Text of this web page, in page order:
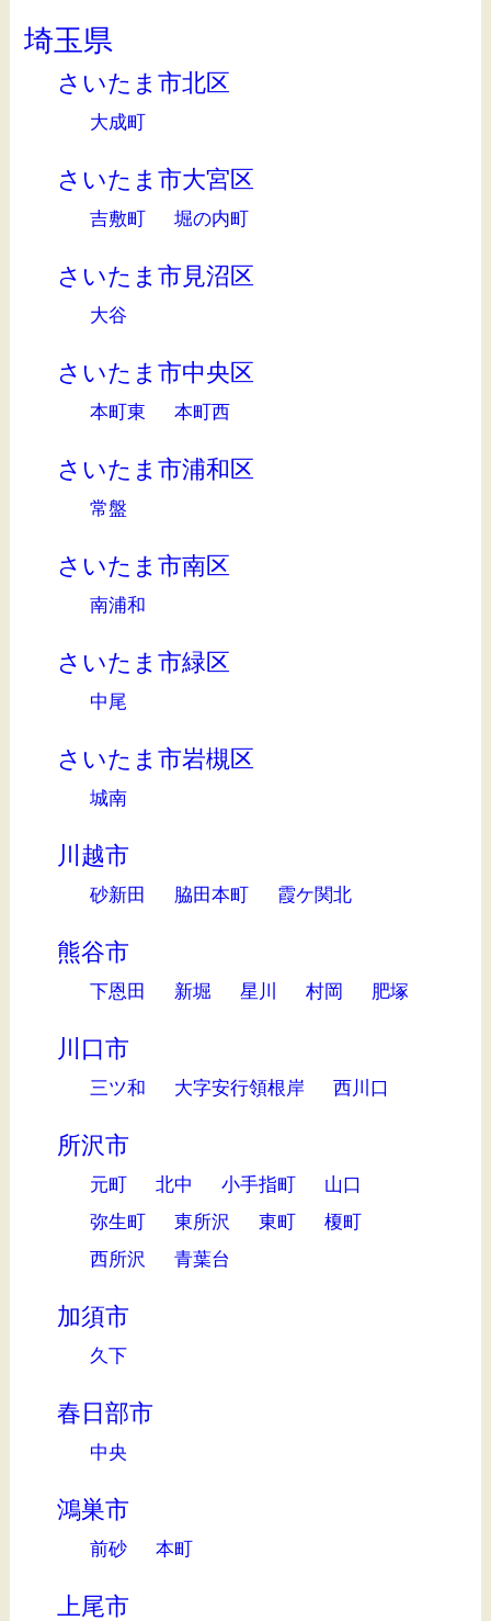
埼玉県
さいたま市北区
大成町
さいたま市大宮区
吉敷町 堀の内町
さいたま市見沼区
大谷
さいたま市中央区
本町東 本町西
さいたま市浦和区
常盤
さいたま市南区
南浦和
さいたま市緑区
中尾
さいたま市岩槻区
城南
川越市
砂新田 脇田本町 霞ケ関北
熊谷市
下恩田 新堀 星川 村岡 肥塚
川口市
三ツ和 大字安行領根岸 西川口
所沢市
元町 北中 小手指町
山口
弥生町
東所沢 東町
榎町
西所沢
青葉台
加須市
久下
春日部市
中央
鴻巣市
前砂 本町
上尾市